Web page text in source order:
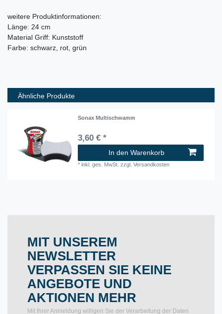
weitere Produktinformationen:
Länge: 24 cm
Material Griff: Kunststoff
Farbe: schwarz, rot, grün
Ähnliche Produkte
Sonax Multischwamm
3,60 € *
In den Warenkorb
*inkl. ges. MwSt. zzgl.Versandkosten
MIT UNSEREM
NEWSLETTER
VERPASSEN SIE KEINE
ANGEBOTE UND
AKTIONEN MEHR
Mit Ihrer Anmeldung willigen Sie der Verarbeitung der Daten